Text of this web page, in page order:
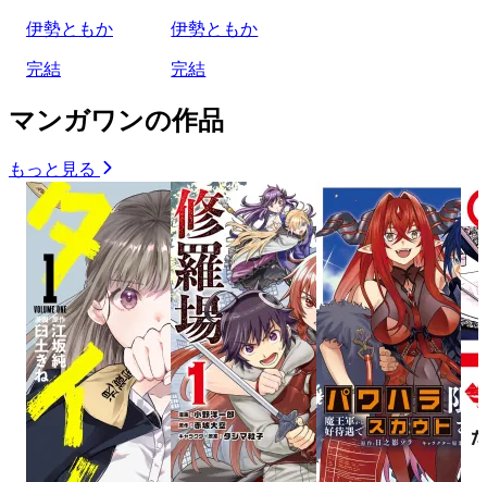
伊勢ともか
完結
伊勢ともか
完結
マンガワンの作品
もっと見る